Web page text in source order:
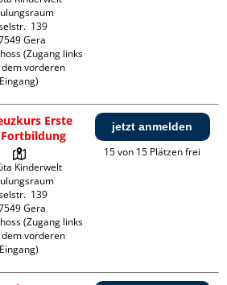
139
Gera
(Zugang links
dem vorderen
Eingang)
Erste
Kinderwelt
139
Gera
(Zugang links
dem vorderen
Eingang)
jetzt anmelden
15 von 15 Plätzen frei